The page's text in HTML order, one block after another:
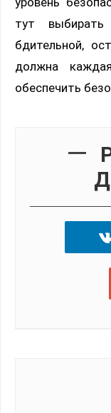
тут
бдительной,
должна
обеспечить